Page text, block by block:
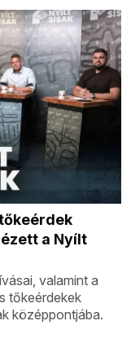
a Nyílt
valamint a
tőkeérdekek
középpontjába.